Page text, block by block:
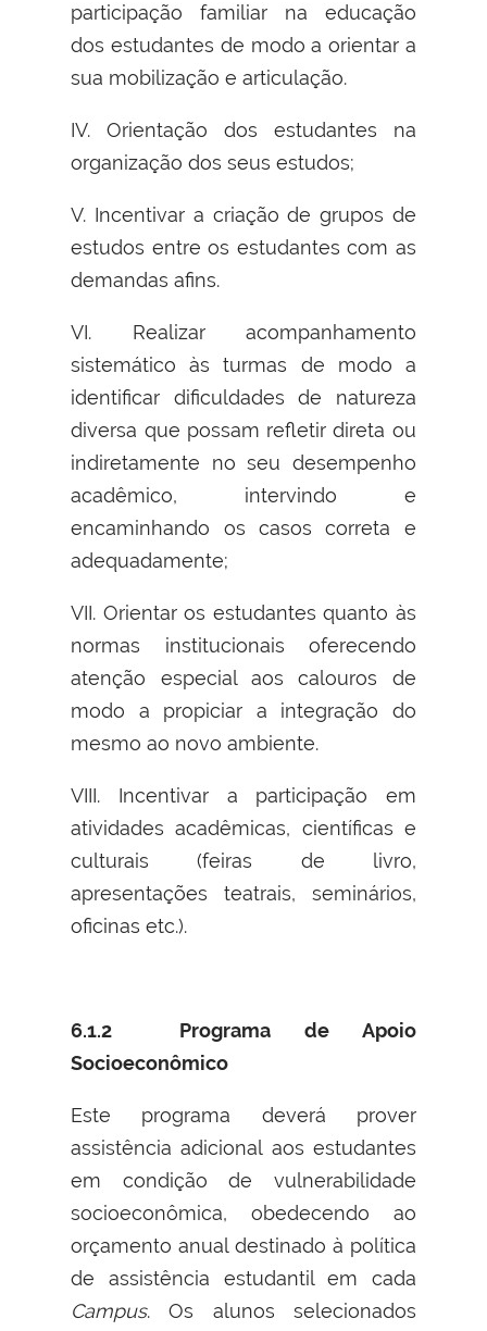
participação familiar na educação
dos estudantes de modo a orientar a
sua mobilização e articulação.
IV. Orientação dos estudantes na
organização dos seus estudos;
V. Incentivar a criação de grupos de
estudos entre os estudantes com as
demandas afins.
VI. Realizar acompanhamento
sistemático às turmas de modo a
identificar dificuldades de natureza
diversa que possam refletir direta ou
indiretamente no seu desempenho
acadêmico, intervindo e
encaminhando os casos correta e
adequadamente;
VII. Orientar os estudantes quanto às
normas institucionais oferecendo
atenção especial aos calouros de
modo a propiciar a integração do
mesmo ao novo ambiente.
VIII. Incentivar a participação em
atividades acadêmicas, científicas e
culturais (feiras de livro,
apresentações teatrais, seminários,
oficinas etc.).
6.1.2 Programa de Apoio
Socioeconômico
Este programa deverá prover
assistência adicional aos estudantes
em condição de vulnerabilidade
socioeconômica, obedecendo ao
orçamento anual destinado à política
de assistência estudantil em cada
Campus. Os alunos selecionados